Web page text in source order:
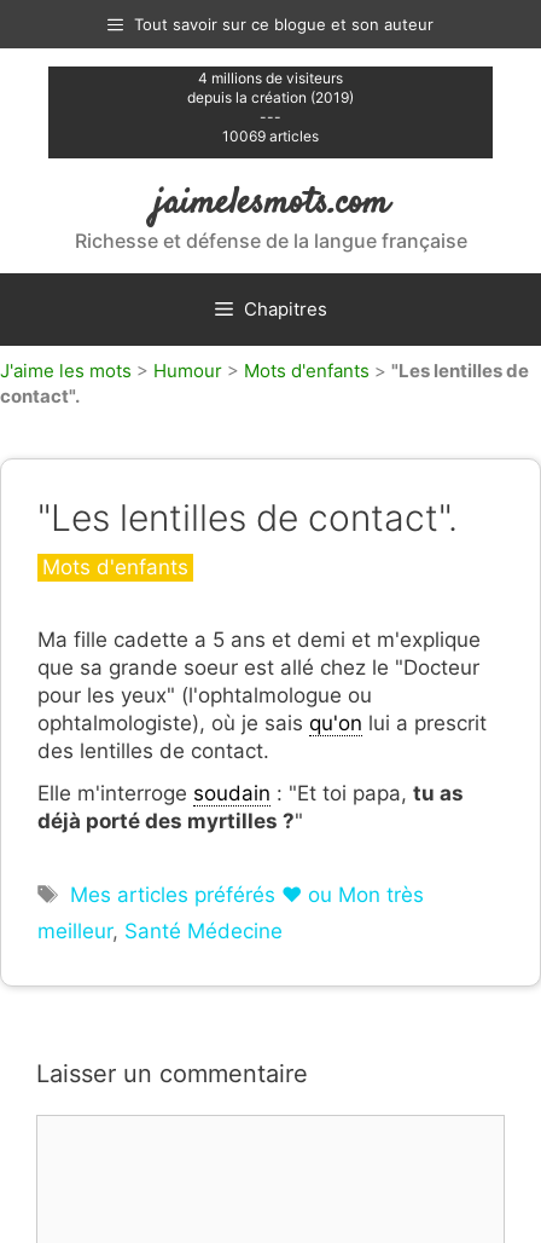
contenu
Tout savoir sur ce blogue et son auteur
4 millions de visiteurs
depuis la création (2019)
---
10069 articles
jaimelesmots.com
Richesse et défense de la langue française
Chapitres
J'aime les mots > Humour > Mots d'enfants > "Les lentilles de
contact".
"Les lentilles de contact".
Catégories
Mots d'enfants
Ma fille cadette a 5 ans et demi et m'explique
que sa grande soeur est allé chez le "Docteur
pour les yeux" (l'ophtalmologue ou
ophtalmologiste), où je sais qu'on lui a prescrit
des lentilles de contact.
Elle m'interroge soudain : "Et toi papa, tu as
déjà porté des myrtilles ?"
Étiquettes
Mes articles préférés ❤ ou Mon très
meilleur, Santé Médecine
Laisser un commentaire